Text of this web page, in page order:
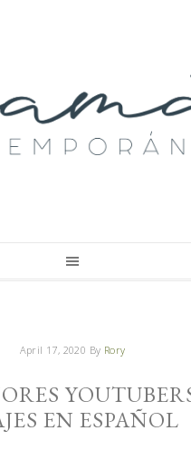
April 17, 2020 By Rory
EN ESPAÑOL